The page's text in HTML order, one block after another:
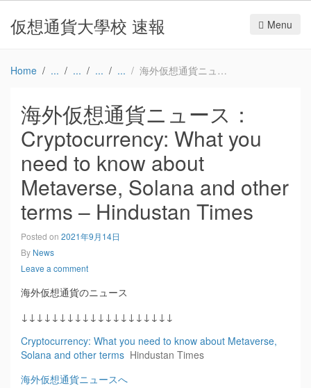
仮想通貨大學校 速報 Menu
Home 海外仮想通貨ニュース：Cryptocurrency: What you need to know about Metaverse, Solana and other terms – Hindustan Times
海外仮想通貨ニュース：
Cryptocurrency: What you
need to know about
Metaverse, Solana and other
terms – Hindustan Times
Posted on 2021年9月14日
By News
Leave a comment
海外仮想通貨のニュース
↓↓↓↓↓↓↓↓↓↓↓↓↓↓↓↓↓↓↓↓
Cryptocurrency: What you need to know about Metaverse,
Solana and other terms Hindustan Times
海外仮想通貨ニュースへ